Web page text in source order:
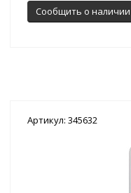
Сообщить о наличии
Артикул: 345632